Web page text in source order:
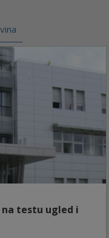
testu ugled i